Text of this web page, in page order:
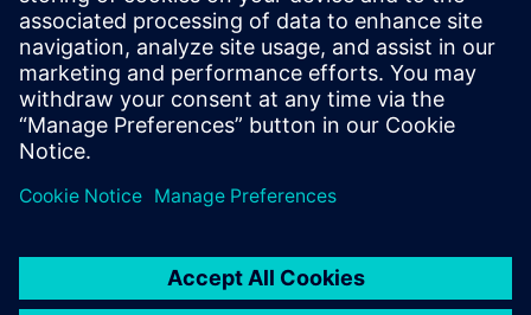
Одна приладова панель для всіх ваших потреб у
стимулюванні чистого палива. API доступний для
підключення до існуючих інформаційних панелей.
Докладніше